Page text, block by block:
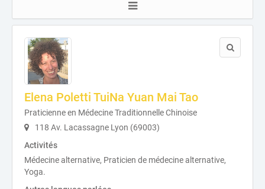
Elena Poletti TuiNa Yuan Mai Tao
Praticienne en Médecine Traditionnelle Chinoise
118 Av. Lacassagne Lyon (69003)
Activités
Médecine alternative, Praticien de médecine alternative,
Yoga.